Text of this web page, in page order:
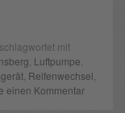
mit
Luftpumpe
, Reifenwechsel
einen Kommentar